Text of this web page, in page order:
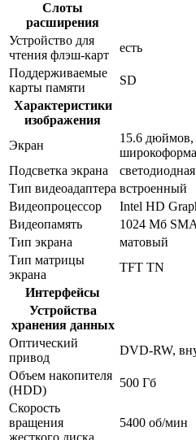
Слоты
расширения
Устройство для
чтения флэш-карт
есть
Поддерживаемые
карты памяти
SD
Характеристики
изображения
Экран
15.6 дюймов,
Подсветка экрана
светодиодная
Тип видеоадаптера встроенный
Видеопроцессор
Intel HD
Видеопамять
1024 Мб SMA
Тип экрана
матовый
Тип матрицы
экрана
TFT TN
Интерфейсы
Устройства
хранения данных
Оптический
привод
DVD-RW,
Объем накопителя
(HDD)
500 Гб
Скорость
вращения
5400 об/мин